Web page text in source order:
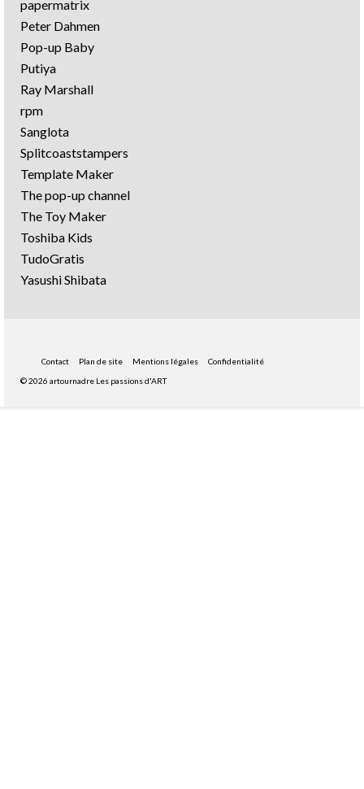
papermatrix
Peter Dahmen
Pop-up Baby
Putiya
Ray Marshall
rpm
Sanglota
Splitcoaststampers
Template Maker
The pop-up channel
The Toy Maker
Toshiba Kids
TudoGratis
Yasushi Shibata
Contact Plan de site Mentions légales
Confidentialité
© 2026 artournadre Les passions d'ART